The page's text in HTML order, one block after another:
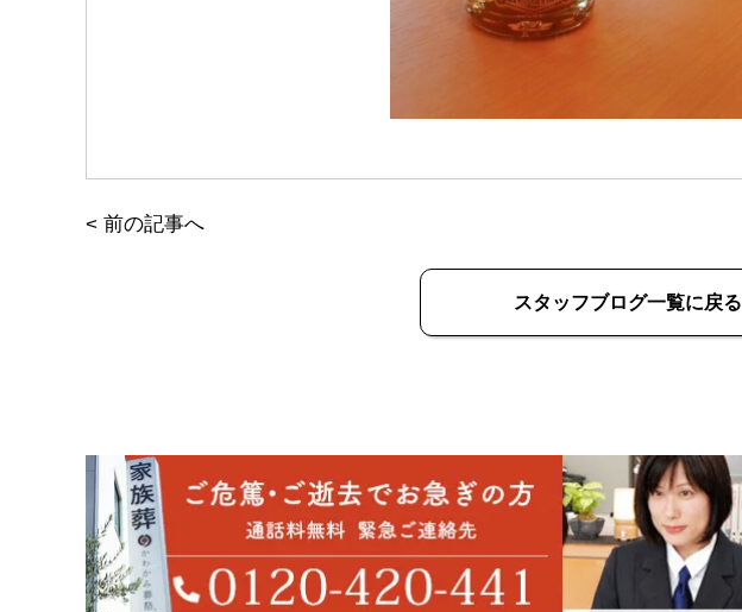
< 前の記事へ
スタッフブログ一覧に戻る